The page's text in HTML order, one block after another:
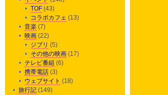
TOF (43)
コラボカフェ (13)
音楽 (7)
映画 (22)
ジブリ (5)
その他の映画 (17)
テレビ番組 (6)
携帯電話 (3)
ウェブサイト (18)
旅行記 (149)